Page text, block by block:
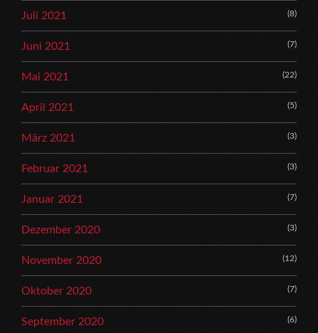
Juli 2021 (8)
Juni 2021 (7)
Mai 2021 (22)
April 2021 (5)
März 2021 (3)
Februar 2021 (3)
Januar 2021 (7)
Dezember 2020 (3)
November 2020 (12)
Oktober 2020 (7)
September 2020 (6)